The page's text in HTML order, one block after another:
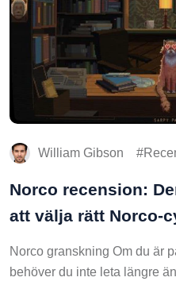
William Gibson
Norco recension:
att välja rätt Norco-
Norco granskning Om du är
behöver du inte leta längre